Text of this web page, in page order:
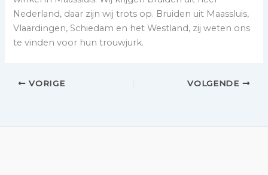
Nederland, daar zijn wij trots op. Bruiden uit Maassluis,
Vlaardingen, Schiedam en het Westland, zij weten ons
te vinden voor hun trouwjurk.
VORIGE VOLGENDE